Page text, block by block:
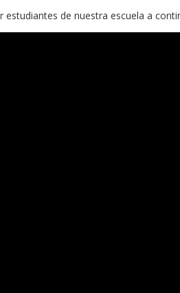
estudiantes de nuestra escuela a